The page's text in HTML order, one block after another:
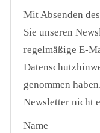
Mit Absenden
Sie unseren
regelmäßige E-
genommen
Newsletter nicht
Name